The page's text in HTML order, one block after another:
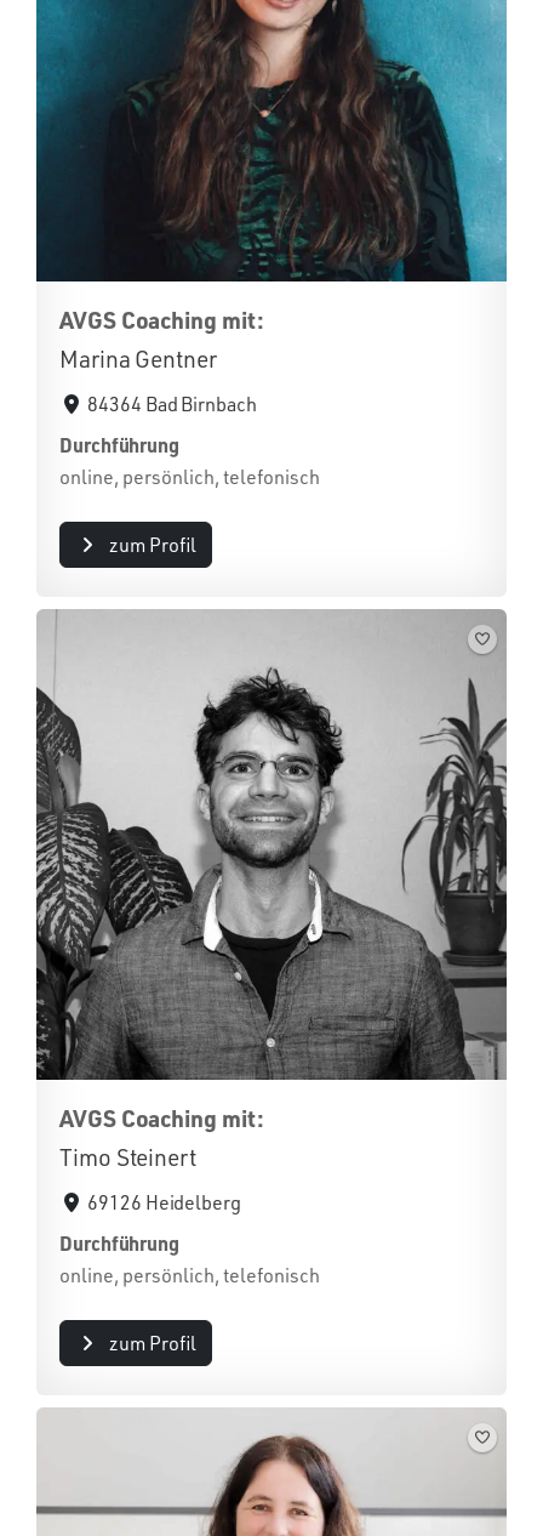
AVGS Coaching mit:
Marina Gentner
84364 Bad Birnbach
Durchführung
online, persönlich, telefonisch
zum Profil
AVGS Coaching mit:
Timo Steinert
69126 Heidelberg
Durchführung
online, persönlich, telefonisch
zum Profil